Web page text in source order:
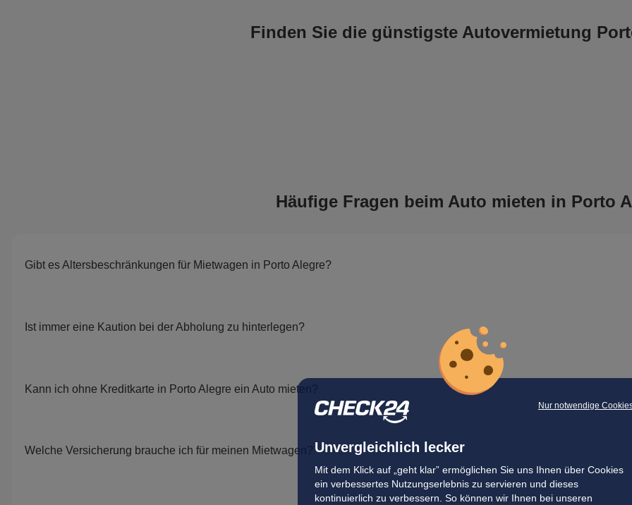
Nur notwendige
Unvergleichlich lecker
Mit dem Klick auf „geht klar” ermöglichen Sie uns Ihnen über Cookies
ein verbessertes Nutzungserlebnis zu servieren und dieses
kontinuierlich zu verbessern. So können wir Ihnen bei unseren
Finden Sie die günstigste Autovermietung
Häufige Fragen beim Auto mieten in Porto
Gibt es Altersbeschränkungen für Mietwagen in Porto Alegre?
Ist immer eine Kaution bei der Abholung zu hinterlegen?
Kann ich ohne Kreditkarte in Porto Alegre ein Auto mieten?
Welche Versicherung brauche ich für meinen Mietwagen?